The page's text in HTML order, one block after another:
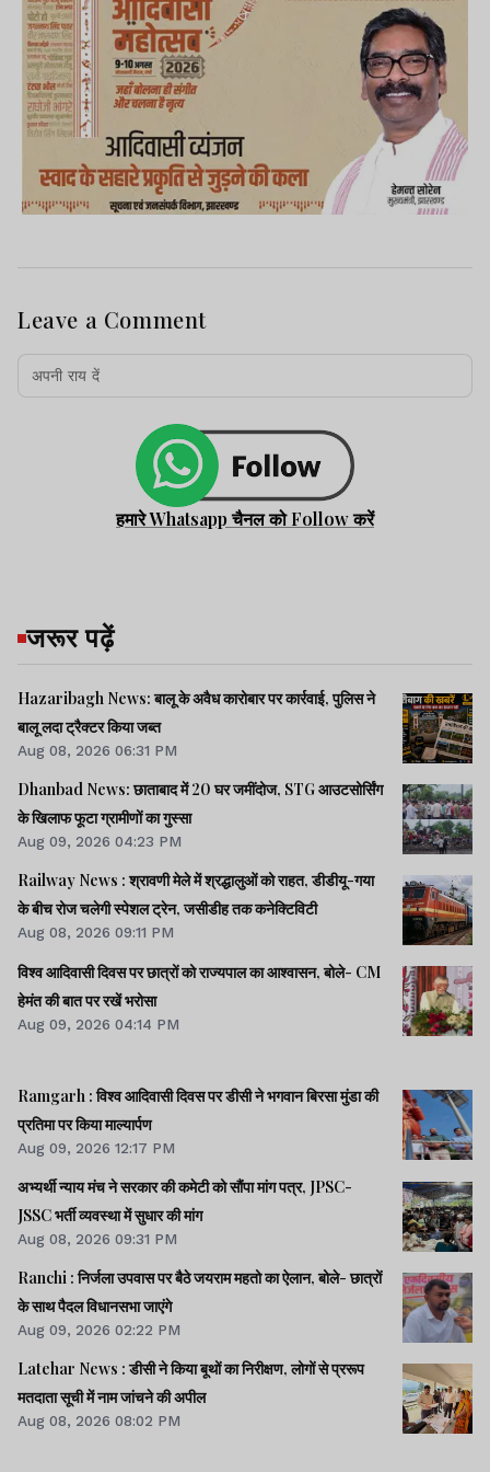
सीबीआई के विशेष न्यायिक दंडाधिकारी सह
केस संख्या 04/2022 में सुनवाई करते हुए मनबहाल
महतो को 15 जून 2026 तक खुद व अपने
अधिवक्ता के माध्यम से उपस्थित होकर अपना पक्ष
अदालत ने यह आदेश सीबीआई द्वारा दाखिल क्लोजर
रिपोर्ट को देखते हुए दिया था. बता दें कि 5 फरवरी
2016 में सफायर इंटरनेशनल स्कूल परिसर में 13
वर्षीय छात्र विनय महतो की संदिग्ध परिस्थितियों में
मौत हो गई थी.
सीबीआई ने हादसा होने की जताई थी संभावना
बीते दिनों सीबीआई ने बीते दिनों सीबीआई की विशेष
अदालत में क्लोजर रिपोर्ट दाखिल कर मामले में किसी
भी व्यक्ति की संलिप्तता या हत्या की साजिश का कोई
ठोस सबूत नहीं पाई जाने की बात कही थी. सीबीआई
संभावना जताई है.
अदालत से क्लोजर रिपोर्ट को स्वीकार करने का
अनुरोध अनुसंधानकर्ता द्वारा किया गया था.
सीबीआई ने 4 वर्ष से अधिक समय से सारी तकनीकी
एवं वैज्ञानिक पहलुओं पर अनुसंधान के बाद इस
मामले में क्लोजर रिपोर्ट दायर की थी.
Leave a Comment
हमारे Whatsapp चैनल को Follow करें
जरूर पढ़ें
Hazaribagh News: बालू के अवैध कारोबार पर कार्रवाई, पुलिस ने
बालू लदा ट्रैक्टर किया जब्त
Aug 08, 2026 06:31 PM
Dhanbad News: छाताबाद में 20 घर जमींदोज, STG आउटसोर्सिंग
के खिलाफ फूटा ग्रामीणों का गुस्सा
Aug 09, 2026 04:23 PM
Railway News : श्रावणी मेले में श्रद्धालुओं को राहत, डीडीयू-गया
के बीच रोज चलेगी स्पेशल ट्रेन, जसीडीह तक कनेक्टिविटी
Aug 08, 2026 09:11 PM
विश्व आदिवासी दिवस पर छात्रों को राज्यपाल का आश्वासन, बोले- CM
हेमंत की बात पर रखें भरोसा
Aug 09, 2026 04:14 PM
Ramgarh : विश्व आदिवासी दिवस पर डीसी ने भगवान बिरसा मुंडा की
प्रतिमा पर किया माल्यार्पण
Aug 09, 2026 12:17 PM
अभ्यर्थी न्याय मंच ने सरकार की कमेटी को सौंपा मांग पत्र, JPSC-
JSSC भर्ती व्यवस्था में सुधार की मांग
Aug 08, 2026 09:31 PM
Ranchi : निर्जला उपवास पर बैठे जयराम महतो का ऐलान, बोले- छात्रों
के साथ पैदल विधानसभा जाएंगे
Aug 09, 2026 02:22 PM
Latehar News : डीसी ने किया बूथों का निरीक्षण, लोगों से प्ररूप
मतदाता सूची में नाम जांचने की अपील
Aug 08, 2026 08:02 PM